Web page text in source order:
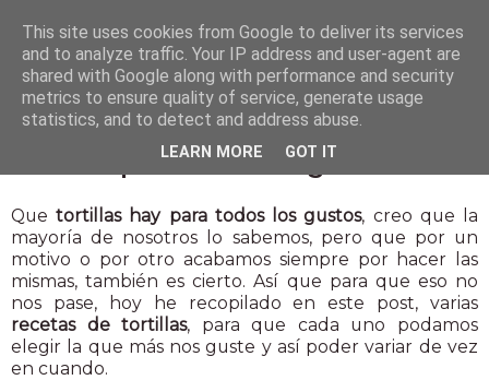
Tortillas para todos los gustos
Quetortillas hay para todos los gustos, creo que la
mayoría de nosotros lo sabemos, pero que por un
motivo o por otro acabamos siempre por hacer las
mismas, también es cierto. Así que para que eso no
nos pase, hoy he recopilado en este post, varias
recetas de tortillas, para que cada uno podamos
elegir la que más nos guste y así poder variar de vez
en cuando.
This site uses cookies from Google to deliver its services
and to analyze traffic. Your IP address and user-agent are
shared with Google along with performance and security
metrics to ensure quality of service, generate usage
statistics, and to detect and address abuse.
LEARN MORE GOT IT